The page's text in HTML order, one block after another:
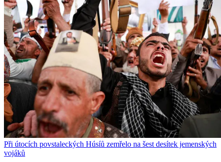
Při útocích povstaleckých Húsíů zemřelo na šest desítek jemenských
vojáků